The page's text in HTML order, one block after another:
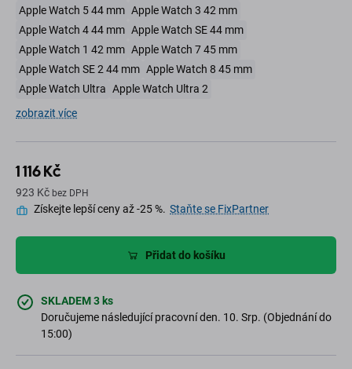
Apple Watch 5 44 mm Apple Watch 3 42 mm
Apple Watch 4 44 mm Apple Watch SE 44 mm
Apple Watch 1 42 mm Apple Watch 7 45 mm
Apple Watch SE 2 44 mm Apple Watch 8 45 mm
Apple Watch Ultra Apple Watch Ultra 2
zobrazit více
1 116 Kč
923 Kč bez DPH
Získejte lepší ceny až -25 %. Staňte se FixPartner
Přidat do košíku
SKLADEM 3 ks
Doručujeme následující pracovní den. 10. Srp. (Objednání do
15:00)